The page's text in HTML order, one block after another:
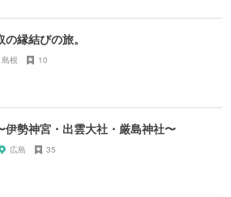
縁結びの旅。
島根 10
伊勢神宮・出雲大社・厳島神社〜
広島 35